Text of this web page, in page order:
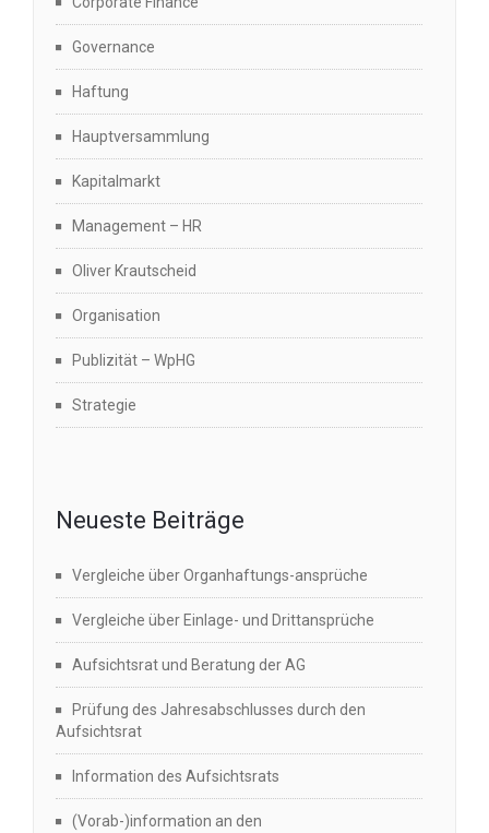
Governance
Haftung
Hauptversammlung
Kapitalmarkt
Management – HR
Oliver Krautscheid
Organisation
Publizität – WpHG
Strategie
Neueste Beiträge
Vergleiche über Organhaftungs-ansprüche
Vergleiche über Einlage- und Drittansprüche
Aufsichtsrat und Beratung der AG
Prüfung des Jahresabschlusses durch den
Aufsichtsrat
Information des Aufsichtsrats
(Vorab-)information an den